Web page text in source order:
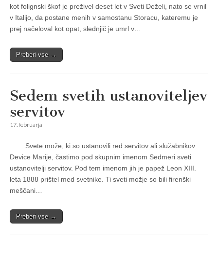
kot folignski škof je preživel deset let v Sveti Deželi, nato se vrnil
v Italĳo, da postane menih v samostanu Storacu, kateremu je
prej načeloval kot opat, slednjič je umrl v…
Preberi vse →
Sedem svetih ustanoviteljev
servitov
17. februarja
Svete može, ki so ustanovili red servitov ali služabnikov
Device Marije, častimo pod skupnim imenom Sedmeri sveti
ustanovitelji servitov. Pod tem imenom jih je papež Leon XIII.
leta 1888 prištel med svetnike. Ti sveti možje so bili firenški
meščani…
Preberi vse →